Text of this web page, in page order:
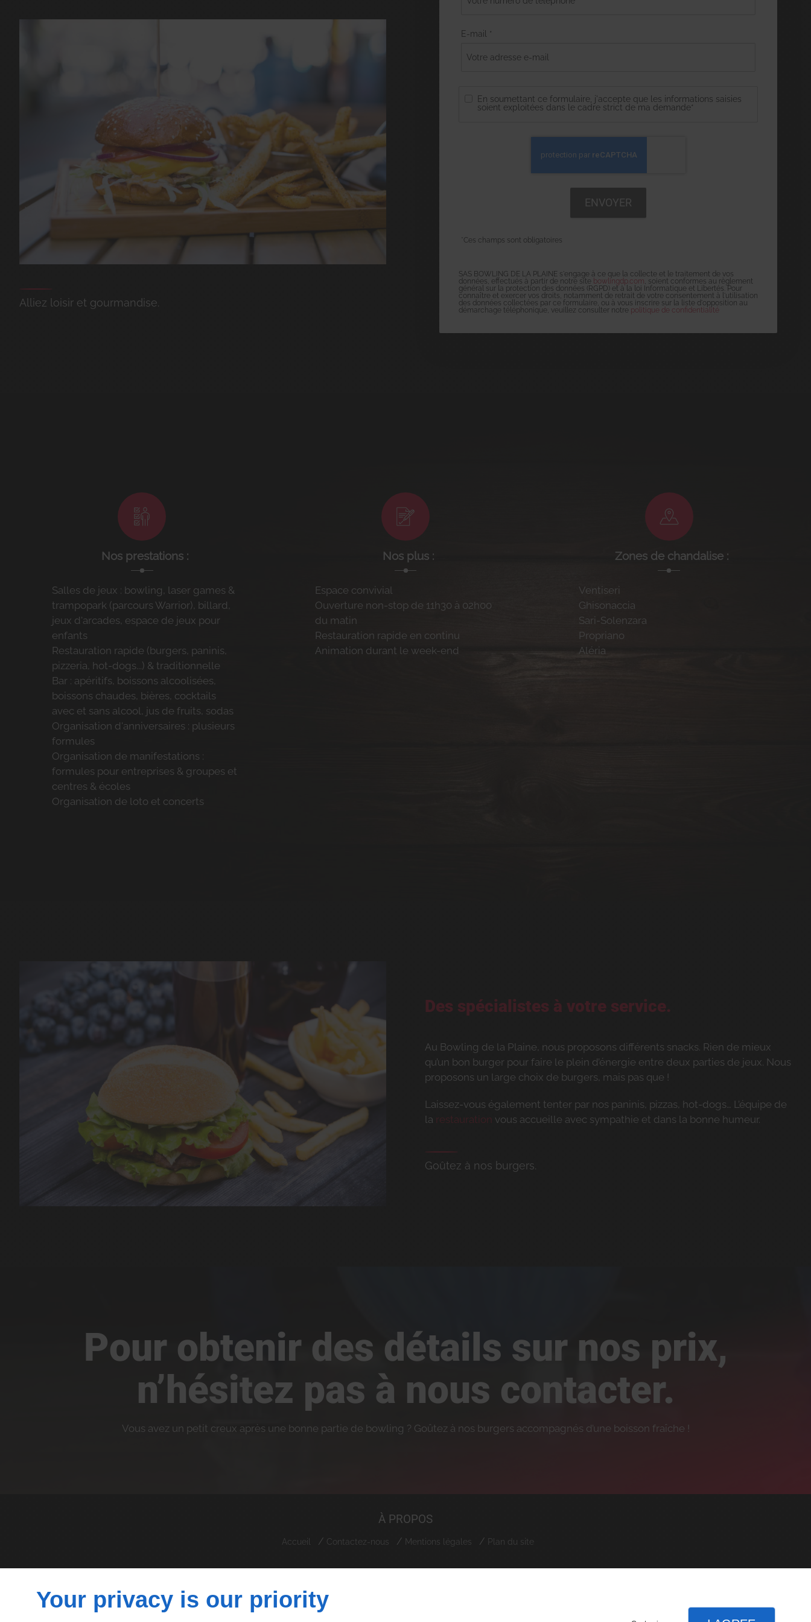
Alliez loisir et gourmandise.
E-mail *
En soumettant ce formulaire, j'accepte que les informations saisies
soient exploitées dans le cadre strict de ma demande*
*Ces champs sont obligatoires
SAS BOWLING DE LA PLAINE s'engage à ce que la collecte et le traitement de vos
données, effectués à partir de notre site bowlingdp.com, soient conformes au règlement
général sur la protection des données (RGPD) et à la loi Informatique et Libertés. Pour
connaître et exercer vos droits, notamment de retrait de votre consentement à l'utilisation
des données collectées par ce formulaire, ou à vous inscrire sur la liste d'opposition au
démarchage téléphonique, veuillez consulter notre politique de confidentialité
Nos prestations :
Salles de jeux : bowling, laser games &
trampopark (parcours Warrior), billard,
jeux d'arcades, espace de jeux pour
enfants
Restauration rapide (burgers, paninis,
pizzeria, hot-dogs...) & traditionnelle
Bar : apéritifs, boissons alcoolisées,
boissons chaudes, bières, cocktails
avec et sans alcool, jus de fruits, sodas
Organisation d'anniversaires : plusieurs
formules
Organisation de manifestations :
formules pour entreprises & groupes et
centres & écoles
Organisation de loto et concerts
Nos plus :
Espace convivial
Ouverture non-stop de 11h30 à 02h00
du matin
Restauration rapide en continu
Animation durant le week-end
Zones de chandalise :
Ventiseri
Ghisonaccia
Sari-Solenzara
Propriano
Aléria
Des spécialistes à votre service.
Au Bowling de la Plaine, nous proposons différents snacks. Rien de mieux
qu’un bon burger pour faire le plein d’énergie entre deux parties de jeux. Nous
proposons un large choix de burgers, mais pas que !
Laissez-vous également tenter par nos paninis, pizzas, hot-dogs… L’équipe de
la restauration vous accueille avec sympathie et dans la bonne humeur.
Goûtez à nos burgers.
Pour obtenir des détails sur nos prix,
n’hésitez pas à nous contacter.
Vous avez un petit creux après une bonne partie de bowling ? Goûtez à nos burgers accompagnés d’une boisson fraîche !
À PROPOS
Accueil Contactez-nous Mentions légales Plan du site
Your privacy is our priority